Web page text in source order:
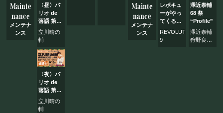
Mainte
nance
メンテナ
ンス
〈昼〉パ
リオ de
落語 第68
回
立川晴の
輔独演会
2026
vol.48
〜隠居ペ
ディアが
おせ〜て
やろう！
雨暑編〜
立川晴の
輔
〈夜〉パ
リオ de
落語 第68
回
立川晴の
立川晴の
輔
Mainte
nance
メンテナ
ンス
レボキュ
ーがやっ
てくる！
Vol.64
REVOLUTION-
9
澤近泰輔
68 祭
“Profile”
澤近泰輔
狩野良昭